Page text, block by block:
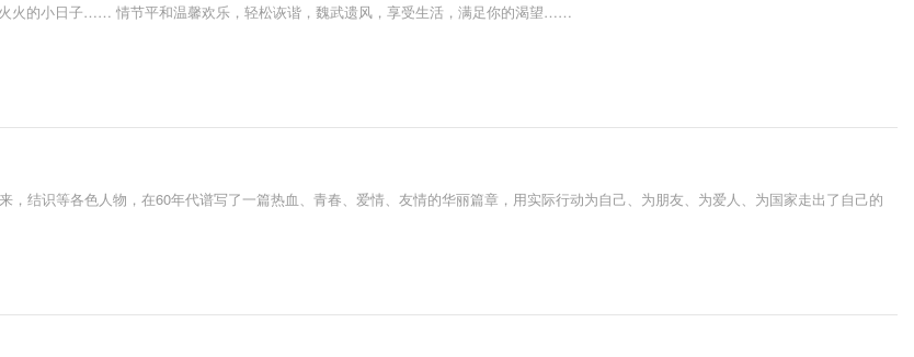
火的小日子…… 情节平和温馨欢乐，轻松诙谐，魏武遗风，享受生活，满足你的渴望……
结识等各色人物，在60年代谱写了一篇热血、青春、爱情、友情的华丽篇章，用实际行动为自己、为朋友、为爱人、为国家走出了自己的